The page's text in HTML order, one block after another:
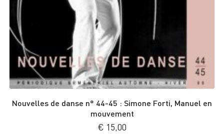
Nouvelles de danse n° 44-45 : Simone Forti, Manuel en
mouvement
€ 15,00